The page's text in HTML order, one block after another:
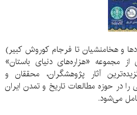
و هخامنشیان تا فرجام کوروش کبیر)
از مجموعه «هزاره‌های دنیای باستان»
آثار پژوهشگران، محققان و
را در حوزه مطالعات تاریخ و تمدن ایران
می‌شود.